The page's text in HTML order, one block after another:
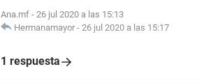
Ana.mf - 26 jul 2020 a las 15:13
Hermanamayor - 26 jul 2020 a las 15:17
1 respuesta